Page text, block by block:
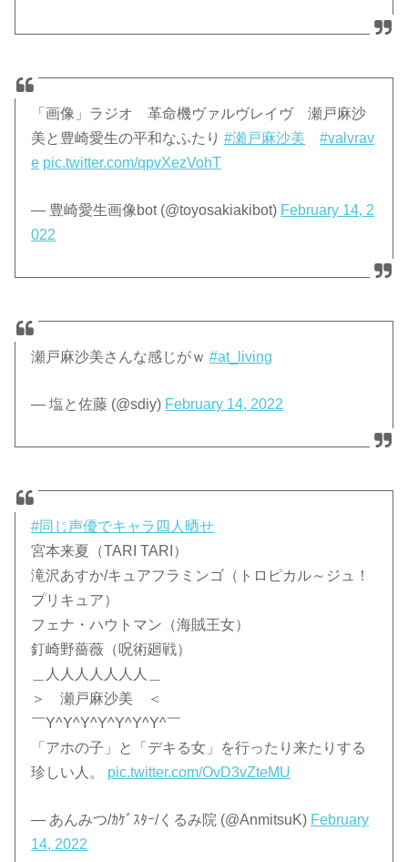
「画像」ラジオ 革命機ヴァルヴレイヴ 瀬戸麻沙
美と豊崎愛生の平和なふたり#瀬戸麻沙美
#valvrav
e pic.twitter.com/qpvXezVohT
— 豊崎愛生画像bot (@toyosakiakibot) February 14, 2
022
瀬戸麻沙美さんな感じがｗ#at_living
— 塩と佐藤 (@sdiy) February 14, 2022
#同じ声優でキャラ四人晒せ
宮本来夏（TARI TARI）
滝沢あすか/キュアフラミンゴ（トロピカル～ジュ！
プリキュア）
フェナ・ハウトマン（海賊王女）
釘崎野薔薇（呪術廻戦）
＿人人人人人人人＿
＞ 瀬戸麻沙美 ＜
￣Y^Y^Y^Y^Y^Y^Y^￣
「アホの子」と「デキる女」を行ったり来たりする
珍しい人。 pic.twitter.com/OvD3vZteMU
— あんみつ/ｶｹﾞｽﾀｰ/くるみ院 (@AnmitsuK) February
14, 2022